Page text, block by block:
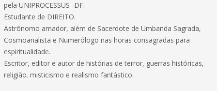
pela UNIPROCESSUS -DF.
Estudante de DIREITO.
Astrônomo amador, além de Sacerdote de Umbanda Sagrada,
Cosmoanalista e Numerólogo nas horas consagradas para
espiritualidade.
Escritor, editor e autor de histórias de terror, guerras históricas,
religião. misticismo e realismo fantástico.